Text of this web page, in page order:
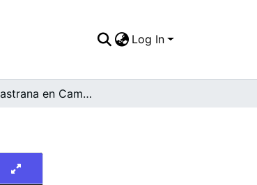
Log In
Andrés Pastrana en Campaña Política